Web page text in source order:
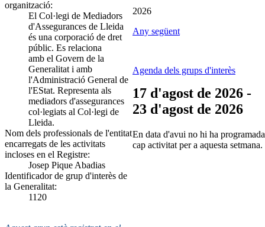
organització:
El Col·legi de Mediadors
d'Assegurances de Lleida
és una corporació de dret
públic. Es relaciona
amb el Govern de la
Generalitat i amb
l'Administració General de
l'EStat. Representa als
mediadors d'assegurances
col·legiats al Col·legi de
Lleida.
Nom dels professionals de l'entitat
encarregats de les activitats
incloses en el Registre:
Josep Pique Abadias
Identificador de grup d'interès de
la Generalitat:
1120
2026
Any següent
Agenda dels grups d'interès
17 d'agost de 2026 -
23 d'agost de 2026
En data d'avui no hi ha programada
cap activitat per a aquesta setmana.